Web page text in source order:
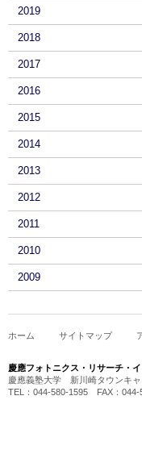
2019
2018
2017
2016
2015
2014
2013
2012
2011
2010
2009
ホーム サイトマップ
慶應フォトニクス・リサーチ・
慶應義塾大学 新川崎タウンキ
TEL：044-580-1595 FAX：